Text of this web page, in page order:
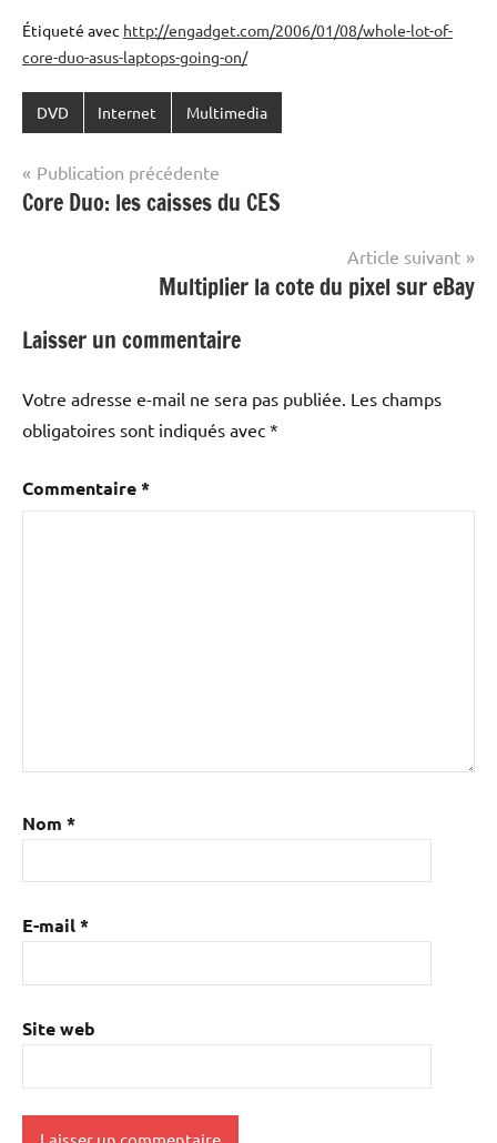
Étiqueté avec http://engadget.com/2006/01/08/whole-lot-of-
core-duo-asus-laptops-going-on/
DVD Internet Multimedia
Navigation
de
Publication précédente
Core Duo: les caisses du CES
Article suivant
Multiplier la cote du pixel sur eBay
Laisser un commentaire
Votre adresse e-mail ne sera pas publiée. Les champs
obligatoires sont indiqués avec *
Commentaire*
Nom *
E-mail*
Site web